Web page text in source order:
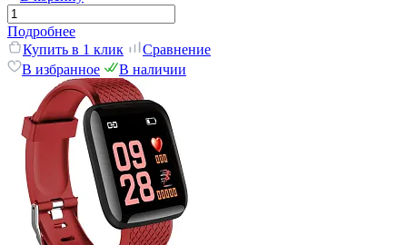
Подробнее
Купить в 1 клик
Сравнение
В избранное
В наличии